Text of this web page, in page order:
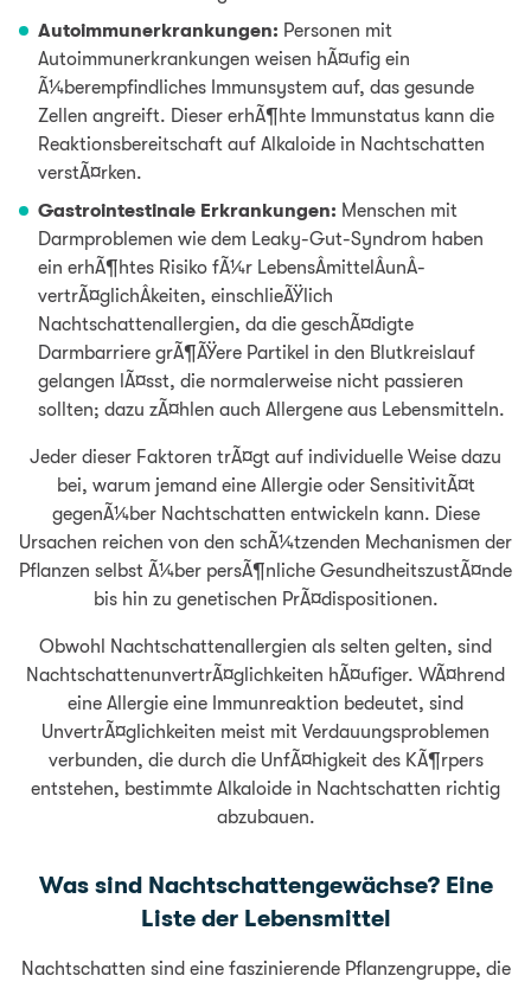
Autoimmunerkrankungen: Personen mit
Autoimmunerkrankungen weisen hÃ¤ufig ein
Ã¼berempfindliches Immunsystem auf, das gesunde
Zellen angreift. Dieser erhÃ¶hte Immunstatus kann die
Reaktionsbereitschaft auf Alkaloide in Nachtschatten
verstÃ¤rken.
Gastrointestinale Erkrankungen: Menschen mit
Darmproblemen wie dem Leaky-Gut-Syndrom haben
ein erhÃ¶htes Risiko fÃ¼r LebensÂ­mittelÂ­unÂ­
vertrÃ¤glichÂ­keiten, einschlieÃŸlich
Nachtschattenallergien, da die geschÃ¤digte
Darmbarriere grÃ¶ÃŸere Partikel in den Blutkreislauf
gelangen lÃ¤sst, die normalerweise nicht passieren
sollten; dazu zÃ¤hlen auch Allergene aus Lebensmitteln.
Jeder dieser Faktoren trÃ¤gt auf individuelle Weise dazu
bei, warum jemand eine Allergie oder SensitivitÃ¤t
gegenÃ¼ber Nachtschatten entwickeln kann. Diese
Ursachen reichen von den schÃ¼tzenden Mechanismen der
Pflanzen selbst Ã¼ber persÃ¶nliche GesundheitszustÃ¤nde
bis hin zu genetischen PrÃ¤dispositionen.
Obwohl Nachtschattenallergien als selten gelten, sind
NachtschattenunvertrÃ¤glichkeiten hÃ¤ufiger. WÃ¤hrend
eine Allergie eine Immunreaktion bedeutet, sind
UnvertrÃ¤glichkeiten meist mit Verdauungsproblemen
verbunden, die durch die UnfÃ¤higkeit des KÃ¶rpers
entstehen, bestimmte Alkaloide in Nachtschatten richtig
abzubauen.
Was sind Nachtschattengewächse? Eine
Liste der Lebensmittel
Nachtschatten sind eine faszinierende Pflanzengruppe, die